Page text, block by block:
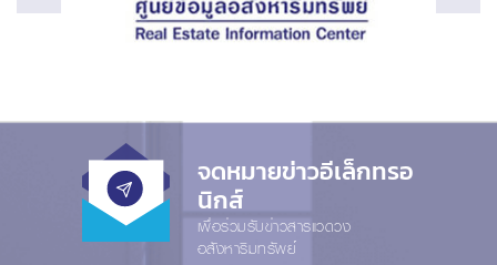
จดหมายข่าวอีเล็กทรอ
นิกส์
เพื่อร่วมรับข่าวสารแวดวง
อสังหาริมทรัพย์